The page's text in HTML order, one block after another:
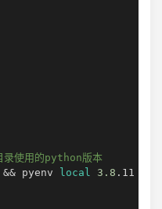
使用的python版本
&& pyenv local 3.8 .11